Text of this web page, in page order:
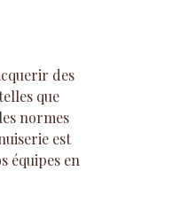
des
que
normes
est
équipes en